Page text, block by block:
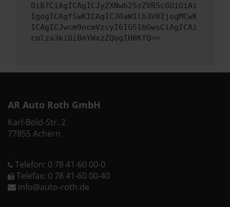
OiB7CiAgICAgICJyZXNwb25zZVR5cGUiOiAi
IgogICAgfSwKICAgICJ0aW1lb3V0IjogMCwK
ICAgICJwcm9ncmVzcyI6IG51bGwsCiAgICAi
cmlza3kiOiBmYWxzZQogIH0KfQ==
AR Auto Roth GmbH
Karl-Bold-Str. 2
77855 Achern
Telefon: 0 78 41-60 00-0
Telefax: 0 78 41-60 00-40
info@auto-roth.de